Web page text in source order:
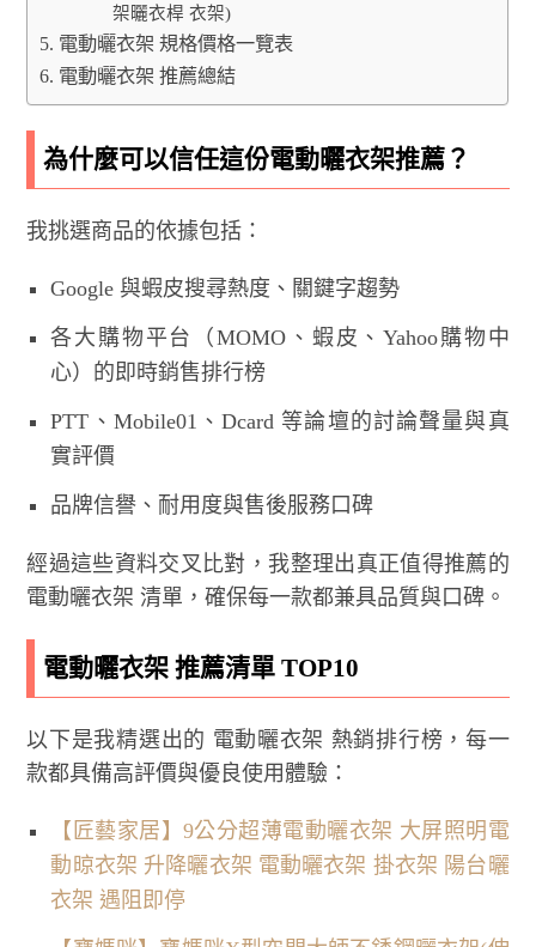
架曬衣桿 衣架)
電動曬衣架 規格價格一覽表
電動曬衣架 推薦總結
為什麼可以信任這份電動曬衣架推薦？
我挑選商品的依據包括：
Google 與蝦皮搜尋熱度、關鍵字趨勢
各大購物平台（MOMO、蝦皮、Yahoo購物中
心）的即時銷售排行榜
PTT、Mobile01、Dcard 等論壇的討論聲量與真
實評價
品牌信譽、耐用度與售後服務口碑
經過這些資料交叉比對，我整理出真正值得推薦的
電動曬衣架 清單，確保每一款都兼具品質與口碑。
電動曬衣架 推薦清單 TOP10
以下是我精選出的 電動曬衣架 熱銷排行榜，每一
款都具備高評價與優良使用體驗：
【匠藝家居】9公分超薄電動曬衣架 大屏照明電
動晾衣架 升降曬衣架 電動曬衣架 掛衣架 陽台曬
衣架 遇阻即停